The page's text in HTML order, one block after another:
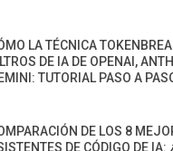
LA TÉCNICA
DE IA DE OPENAI,
TUTORIAL PASO A
DE LOS 8
DE CÓDIGO DE IA: